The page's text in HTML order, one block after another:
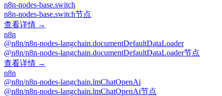
n8n-nodes-base.switch
n8n-nodes-base.switch节点
查看详情 →
n8n
@n8n/n8n-nodes-langchain.documentDefaultDataLoader
@n8n/n8n-nodes-langchain.documentDefaultDataLoader节点
查看详情 →
n8n
@n8n/n8n-nodes-langchain.lmChatOpenAi
@n8n/n8n-nodes-langchain.lmChatOpenAi节点